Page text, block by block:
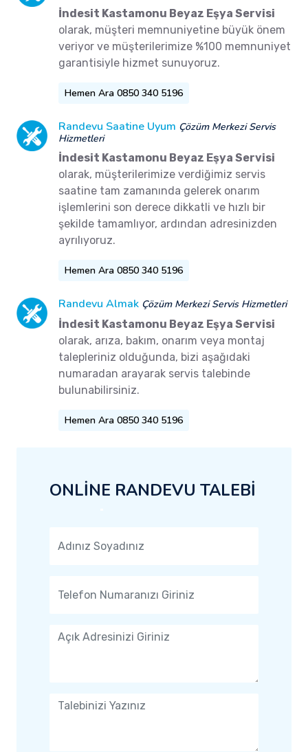
İndesit Kastamonu Beyaz Eşya Servisi
olarak, müşteri memnuniyetine büyük önem
veriyor ve müşterilerimize %100 memnuniyet
garantisiyle hizmet sunuyoruz.
Hemen Ara 0850 340 5196
Randevu Saatine Uyum Çözüm Merkezi Servis
Hizmetleri
İndesit Kastamonu Beyaz Eşya Servisi
olarak, müşterilerimize verdiğimiz servis
saatine tam zamanında gelerek onarım
işlemlerini son derece dikkatli ve hızlı bir
şekilde tamamlıyor, ardından adresinizden
ayrılıyoruz.
Hemen Ara 0850 340 5196
Randevu Almak Çözüm Merkezi Servis Hizmetleri
İndesit Kastamonu Beyaz Eşya Servisi
olarak, arıza, bakım, onarım veya montaj
talepleriniz olduğunda, bizi aşağıdaki
numaradan arayarak servis talebinde
bulunabilirsiniz.
Hemen Ara 0850 340 5196
ONLİNE RANDEVU TALEBİ